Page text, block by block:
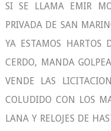
SI SE LLAMA EMIR
PRIVADA DE SAN
YA ESTAMOS HARTOS
CERDO, MANDA
VENDE LAS
COLUDIDO CON LOS
LANA Y RELOJES DE